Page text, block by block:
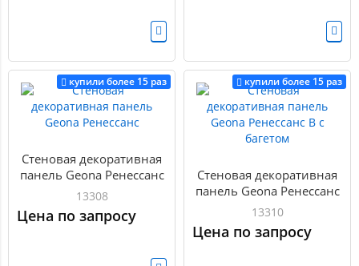
купили более 15 раз
Стеновая декоративная
панель Geona Ренессанс
13308
Цена по запросу
купили более 15 раз
Стеновая декоративная
панель Geona Ренессанс
B с багетом
13310
Цена по запросу